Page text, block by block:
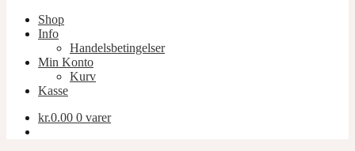
Shop
Info
Handelsbetingelser
Min Konto
Kurv
Kasse
kr.0.00 0 varer